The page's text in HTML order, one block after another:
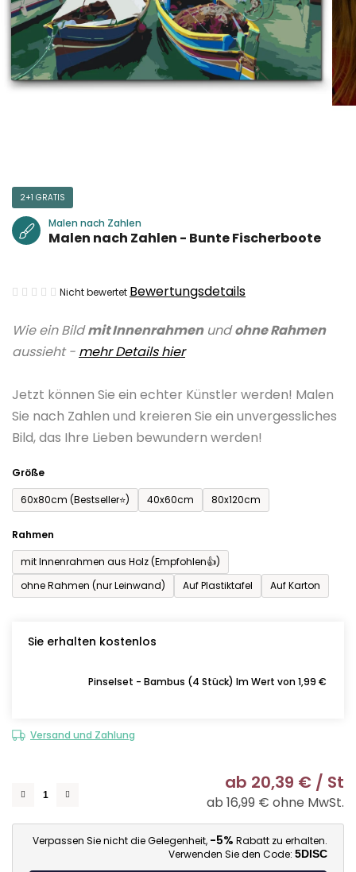
Wie ein Bildmit Innenrahmenundohne Rahmen
aussieht - mehr Details hier
Jetzt können Sie ein echter Künstler werden! Malen
Sie nach Zahlen und kreieren Sie ein unvergessliches
Bild, das Ihre Lieben bewundern werden!
Größe
60x80cm (Bestseller⭐)
40x60cm 80x120cm
Rahmen
mit Innenrahmen aus Holz (Empfohlen👍)
ohne Rahmen (nur Leinwand)
Auf Plastiktafel Auf Karton
Sie erhalten kostenlos
Pinselset - Bambus (4 Stück) Im Wert von 1,99 €
Versand und Zahlung
ab 20,39 € / St
ab 16,99 € ohne MwSt.
Verpassen Sie nicht die Gelegenheit, -5% Rabatt zu erhalten.
Verwenden Sie den Code: 5DISC
2+1 GRATIS
Malen nach Zahlen
Malen nach Zahlen - Bunte Fischerboote
Die
Produktbewertung
ist
von
5
Sternen.
Nicht bewertet Bewertungsdetails